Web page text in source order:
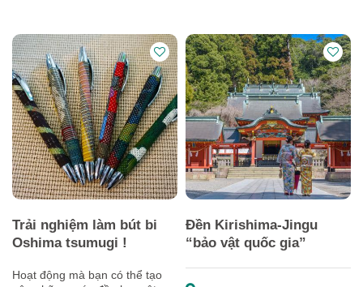
Trải nghiệm làm bút bi
Oshima tsumugi !
Hoạt động mà bạn có thể tạo
Đền Kirishima-Jingu
“bảo vật quốc gia”